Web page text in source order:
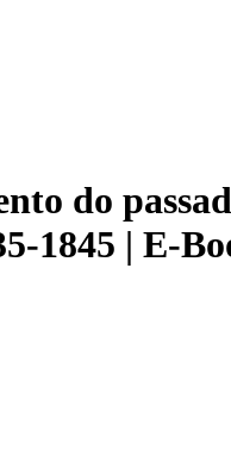
do
1845 | E-